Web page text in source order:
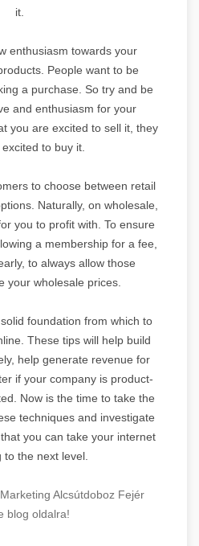
it.
enthusiasm towards your
People want to be
a purchase. So try and be
and enthusiasm for your
you are excited to sell it, they
to buy it.
to choose between retail
Naturally, on wholesale,
you to profit with. To ensure
a membership for a fee,
to always allow those
your wholesale prices.
foundation from which to
These tips will help build
help generate revenue for
if your company is product-
Now is the time to take the
techniques and investigate
you can take your internet
to the next level.
Alcsútdoboz Fejér
blog oldalra!